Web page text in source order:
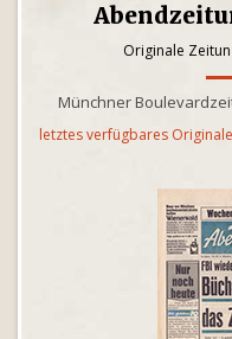
Originale
Münchner
letztes verfügbares